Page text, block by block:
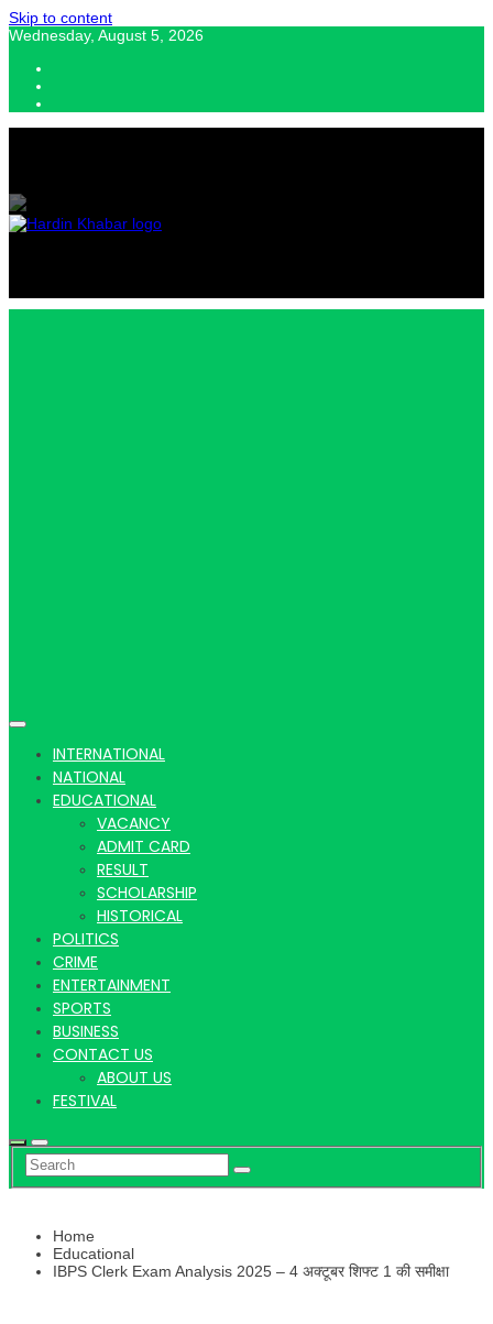
Skip to content
Wednesday, August 5, 2026
news |
Latest
Hindi
News
INTERNATIONAL
NATIONAL
EDUCATIONAL
VACANCY
ADMIT CARD
RESULT
SCHOLARSHIP
HISTORICAL
POLITICS
CRIME
ENTERTAINMENT
SPORTS
BUSINESS
CONTACT US
ABOUT US
FESTIVAL
Home
Educational
IBPS Clerk Exam Analysis 2025 – 4 अक्टूबर शिफ्ट 1 की समीक्षा